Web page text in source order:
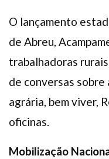
O lançamento
de Abreu,
trabalhadoras
de conversas
agrária, bem viver,
oficinas.
Mobilização